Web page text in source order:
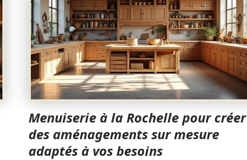
Menuiserie à la Rochelle pour créer
des aménagements sur mesure
adaptés à vos besoins